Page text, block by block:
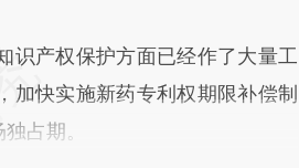
产权保护方面已经作了大量工
加快实施新药专利权期限补偿制
占期。